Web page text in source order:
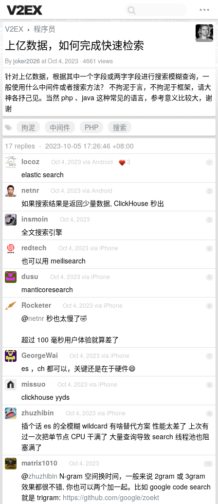
V2EX › 程序员
上亿数据，如何完成快速检索
Byjoker2026at Oct 4, 2023 · 4661 views
针对上亿数据，根据其中一个字段或两字字段进行搜索模糊查询，一
般使用什么中间件或者搜索方法？ 不拘泥于言，不拘泥于框架，请大
神各抒己见。当然 php 、java 这种常见的语言，参考意义比较大，谢
谢
拘泥
中间件 PHP
搜索
17 replies • 2023-10-05 17:26:46 +08:00
1
locoz Oct 4, 2023 via Android 3
elastic search
2
netnr Oct 4, 2023 via Android
如果搜索结果是返回少量数据, ClickHouse 秒出
3
insmoin Oct 4, 2023
全文搜索引擎
4
redtech Oct 4, 2023 via iPhone
也可以用 meilisearch
5
dusu Oct 4, 2023 via iPhone
manticoresearch
6
Rocketer Oct 4, 2023 via iPhone
@netnr 秒也太慢了🤣
超过 100 毫秒用户体验就算差了
7
GeorgeWai Oct 4, 2023 via iPhone
es ，ch 都可以，关键还是在于硬件😄
8
missuo Oct 4, 2023 via iPhone
clickhouse yyds
9
zhuzhibin Oct 4, 2023 via iPhone
插个话 es 的全模糊 wildcard 有啥替代方案 性能太差了 上次有
过一次把单节点 CPU 干满了 大量查询导致 search 线程池也阻
塞满了
10
matrix1010 Oct 4, 2023
@zhuzhibin N-gram 空间换时间，一般来说 2gram 或 3gram
效果都很不错, 你也可以两个加一起。比如 google code search
就是 trigram: https://github.com/google/zoekt